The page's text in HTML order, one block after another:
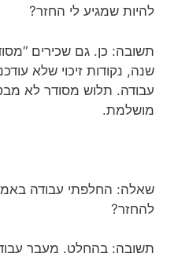
להיות שמגיע לי החזר?
תשובה: כן. גם שכירים
שנה, נקודות זיכוי שלא
עבודה. תלוש מסודר לא
מושלמת.
שאלה: החלפתי עבודה
להחזר?
תשובה: בהחלט. מעבר